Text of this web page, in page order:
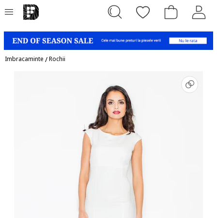
Imbracaminte /Rochii